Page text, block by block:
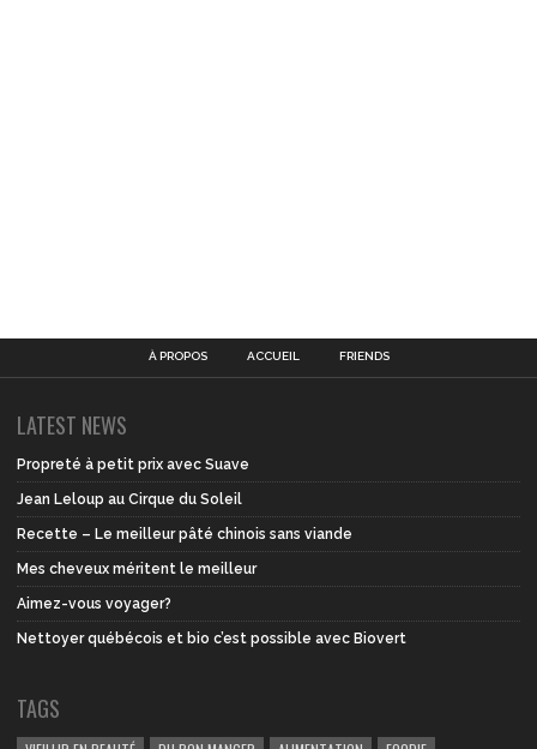
À PROPOS ACCUEIL FRIENDS
LATEST NEWS
Propreté à petit prix avec Suave
Jean Leloup au Cirque du Soleil
Recette – Le meilleur pâté chinois sans viande
Mes cheveux méritent le meilleur
Aimez-vous voyager?
Nettoyer québécois et bio c’est possible avec Biovert
TAGS